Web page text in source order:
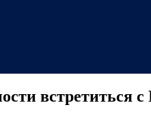
встретиться